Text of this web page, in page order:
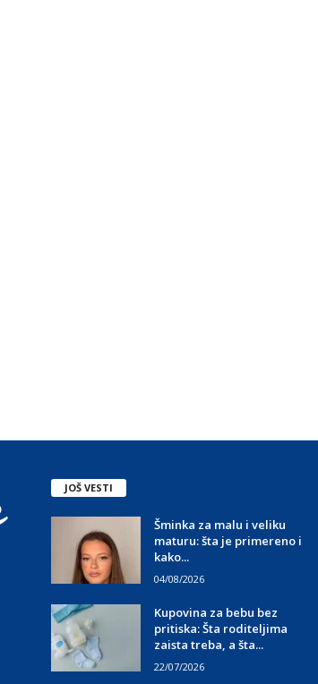
JOŠ VESTI
Šminka za malu i veliku
maturu: šta je primereno i
kako...
04/08/2026
Kupovina za bebu bez
pritiska: Šta roditeljima
zaista treba, a šta...
22/07/2026